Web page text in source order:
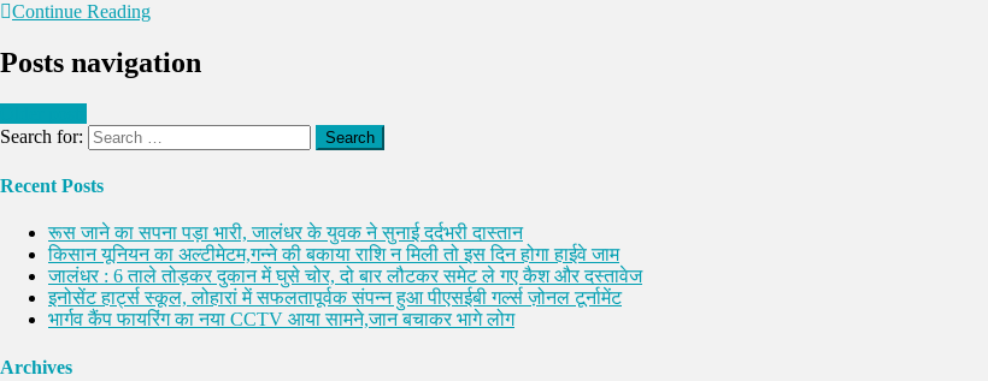
Continue Reading
Posts navigation
Search for:
Recent Posts
रूस जाने का सपना पड़ा भारी, जालंधर के युवक ने सुनाई दर्दभरी दास्तान
किसान यूनियन का अल्टीमेटम,गन्ने की बकाया राशि न मिली तो इस दिन होगा हाईवे जाम
जालंधर : 6 ताले तोड़कर दुकान में घुसे चोर, दो बार लौटकर समेट ले गए कैश और दस्तावेज
इनोसेंट हार्ट्स स्कूल, लोहारां में सफलतापूर्वक संपन्न हुआ पीएसईबी गर्ल्स ज़ोनल टूर्नामेंट
भार्गव कैंप फायरिंग का नया CCTV आया सामने,जान बचाकर भागे लोग
Archives